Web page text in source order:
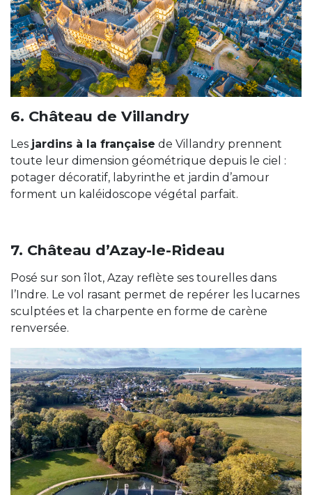
6. Château de Villandry
Les jardins à la française de Villandry prennent
toute leur dimension géométrique depuis le ciel :
potager décoratif, labyrinthe et jardin d’amour
forment un kaléidoscope végétal parfait.
7. Château d’Azay-le-Rideau
Posé sur son îlot, Azay reflète ses tourelles dans
l’Indre. Le vol rasant permet de repérer les lucarnes
sculptées et la charpente en forme de carène
renversée.